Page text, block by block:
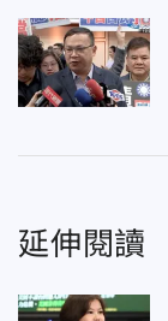
延伸閱讀